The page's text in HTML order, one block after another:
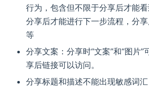
行为，包含但不限于分享后才能看
分享后才能进行下一步流程，分
等
分享文案：分享时“文案”和“图片”
享后链接可以访问。
分享标题和描述不能出现敏感词